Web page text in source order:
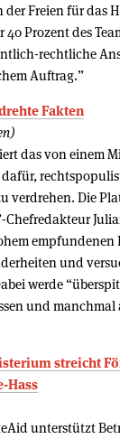
der Freien für das
Prozent des
rechtliche
Auftrag.”
Fakten
das von einem
verdrehen. Die
Chefredakteur
und
werde
und
streicht
Hass
unterstützt